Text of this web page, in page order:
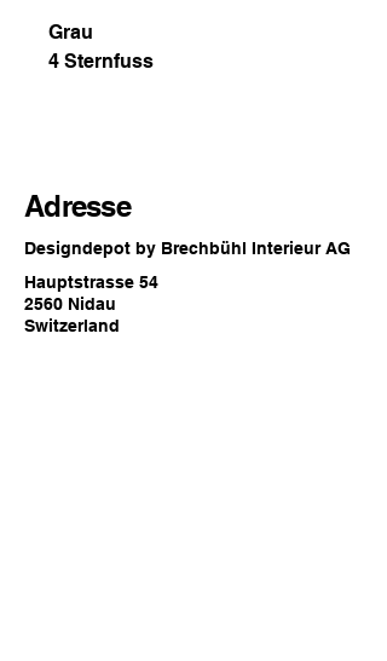
Grau
4 Sternfuss
Adresse
Designdepot by Brechbühl Interieur AG
Hauptstrasse 54
2560 Nidau
Switzerland